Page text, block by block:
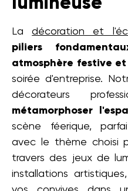
Ladécoration et
piliers
atmosphère festive
soirée d'entreprise.
décorateurs
métamorphoser
scène féerique,
avec le thème choisi
travers des jeux de
installations